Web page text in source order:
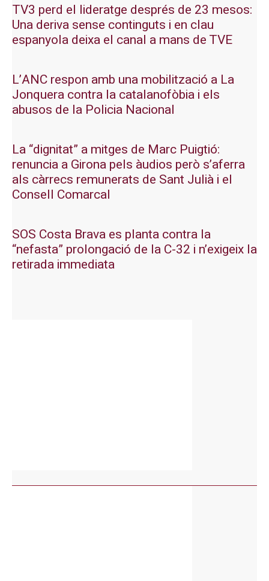
TV3 perd el lideratge després de 23 mesos:
Una deriva sense continguts i en clau
espanyola deixa el canal a mans de TVE
L’ANC respon amb una mobilització a La
Jonquera contra la catalanofòbia i els
abusos de la Policia Nacional
La “dignitat” a mitges de Marc Puigtió:
renuncia a Girona pels àudios però s’aferra
als càrrecs remunerats de Sant Julià i el
Consell Comarcal
SOS Costa Brava es planta contra la
“nefasta” prolongació de la C-32 i n’exigeix la
retirada immediata